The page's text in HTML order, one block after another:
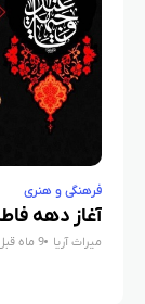
فرهنگی و هنری
آغاز دهه
میراث آریا 9 ماه قبل